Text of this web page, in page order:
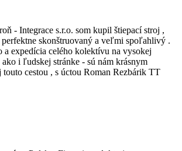
- Integrace s.r.o. som kupil štiepací stroj ,
perfektne skonštruovaný a veľmi spoľahlivý .
a expedícia celého kolektívu na vysokej
i ľudskej stránke - sú nám krásnym
cestou , s úctou Roman Rezbárik TT